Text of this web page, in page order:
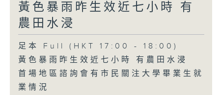
黃色暴雨昨生效近七小時 有
農田水浸
足本 Full (HKT 17:00 - 18:00)
黃色暴雨昨生效近七小時 有農田水浸
首場地區諮詢會有市民關注大學畢業生就
業情況